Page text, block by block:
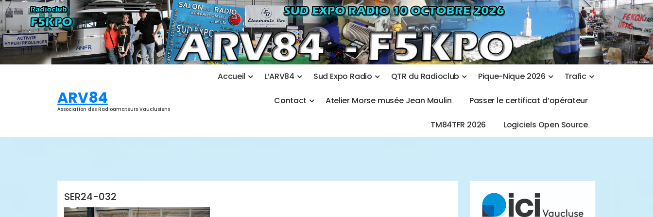
Aller
au
contenu
ARV84
Association des Radioamateurs Vauclusiens
Accueil L’ARV84 Sud Expo Radio QTR du Radioclub Pique-Nique 2026 Trafic
Contact Atelier Morse musée Jean Moulin Passer le certificat d’opérateur
TM84TFR 2026 Logiciels Open Source
SER24-032